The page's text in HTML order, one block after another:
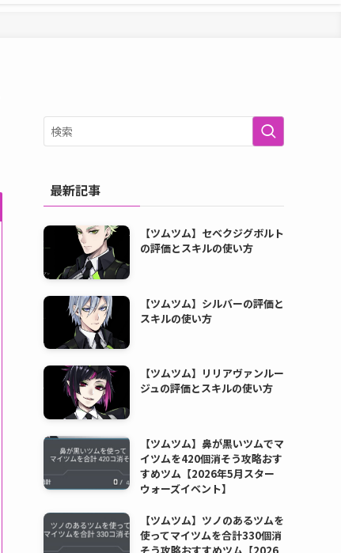
最新記事
【ツムツム】セベクジグボルト
の評価とスキルの使い方
【ツムツム】シルバーの評価と
スキルの使い方
【ツムツム】リリアヴァンルー
ジュの評価とスキルの使い方
【ツムツム】鼻が黒いツムでマ
イツムを420個消そう攻略おす
すめツム【2026年5月スター
ウォーズイベント】
【ツムツム】ツノのあるツムを
使ってマイツムを合計330個消